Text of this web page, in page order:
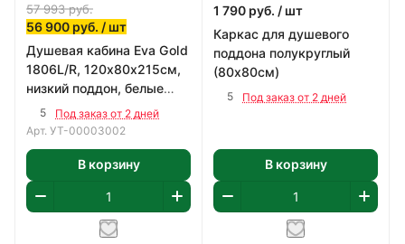
57 993руб.
56 900 руб. / шт
Душевая кабина Eva Gold
1806L/R, 120х80х215см,
низкий поддон, белые
стенки, прозр. стекла
5
Под заказ от 2 дней
Арт. УТ-00003002
В корзину
1 790 руб. / шт
Каркас для душевого
поддона полукруглый
(80х80см)
5 Под заказ от 2 дней
В корзину